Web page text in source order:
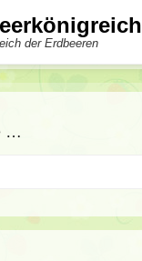
der Erdbeeren
…